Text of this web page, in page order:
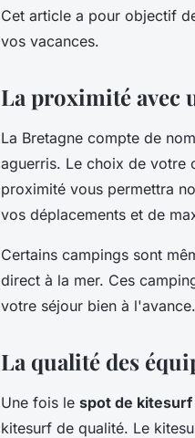
Cet article a pour objectif
vos vacances.
La proximité avec
La Bretagne compte de
aguerris. Le choix de votre
proximité vous permettra
vos déplacements et de
Certains campings sont
direct à la mer. Ces
votre séjour bien à l'avance.
La qualité des
Une fois le spot de kitesurf
kitesurf de qualité. Le